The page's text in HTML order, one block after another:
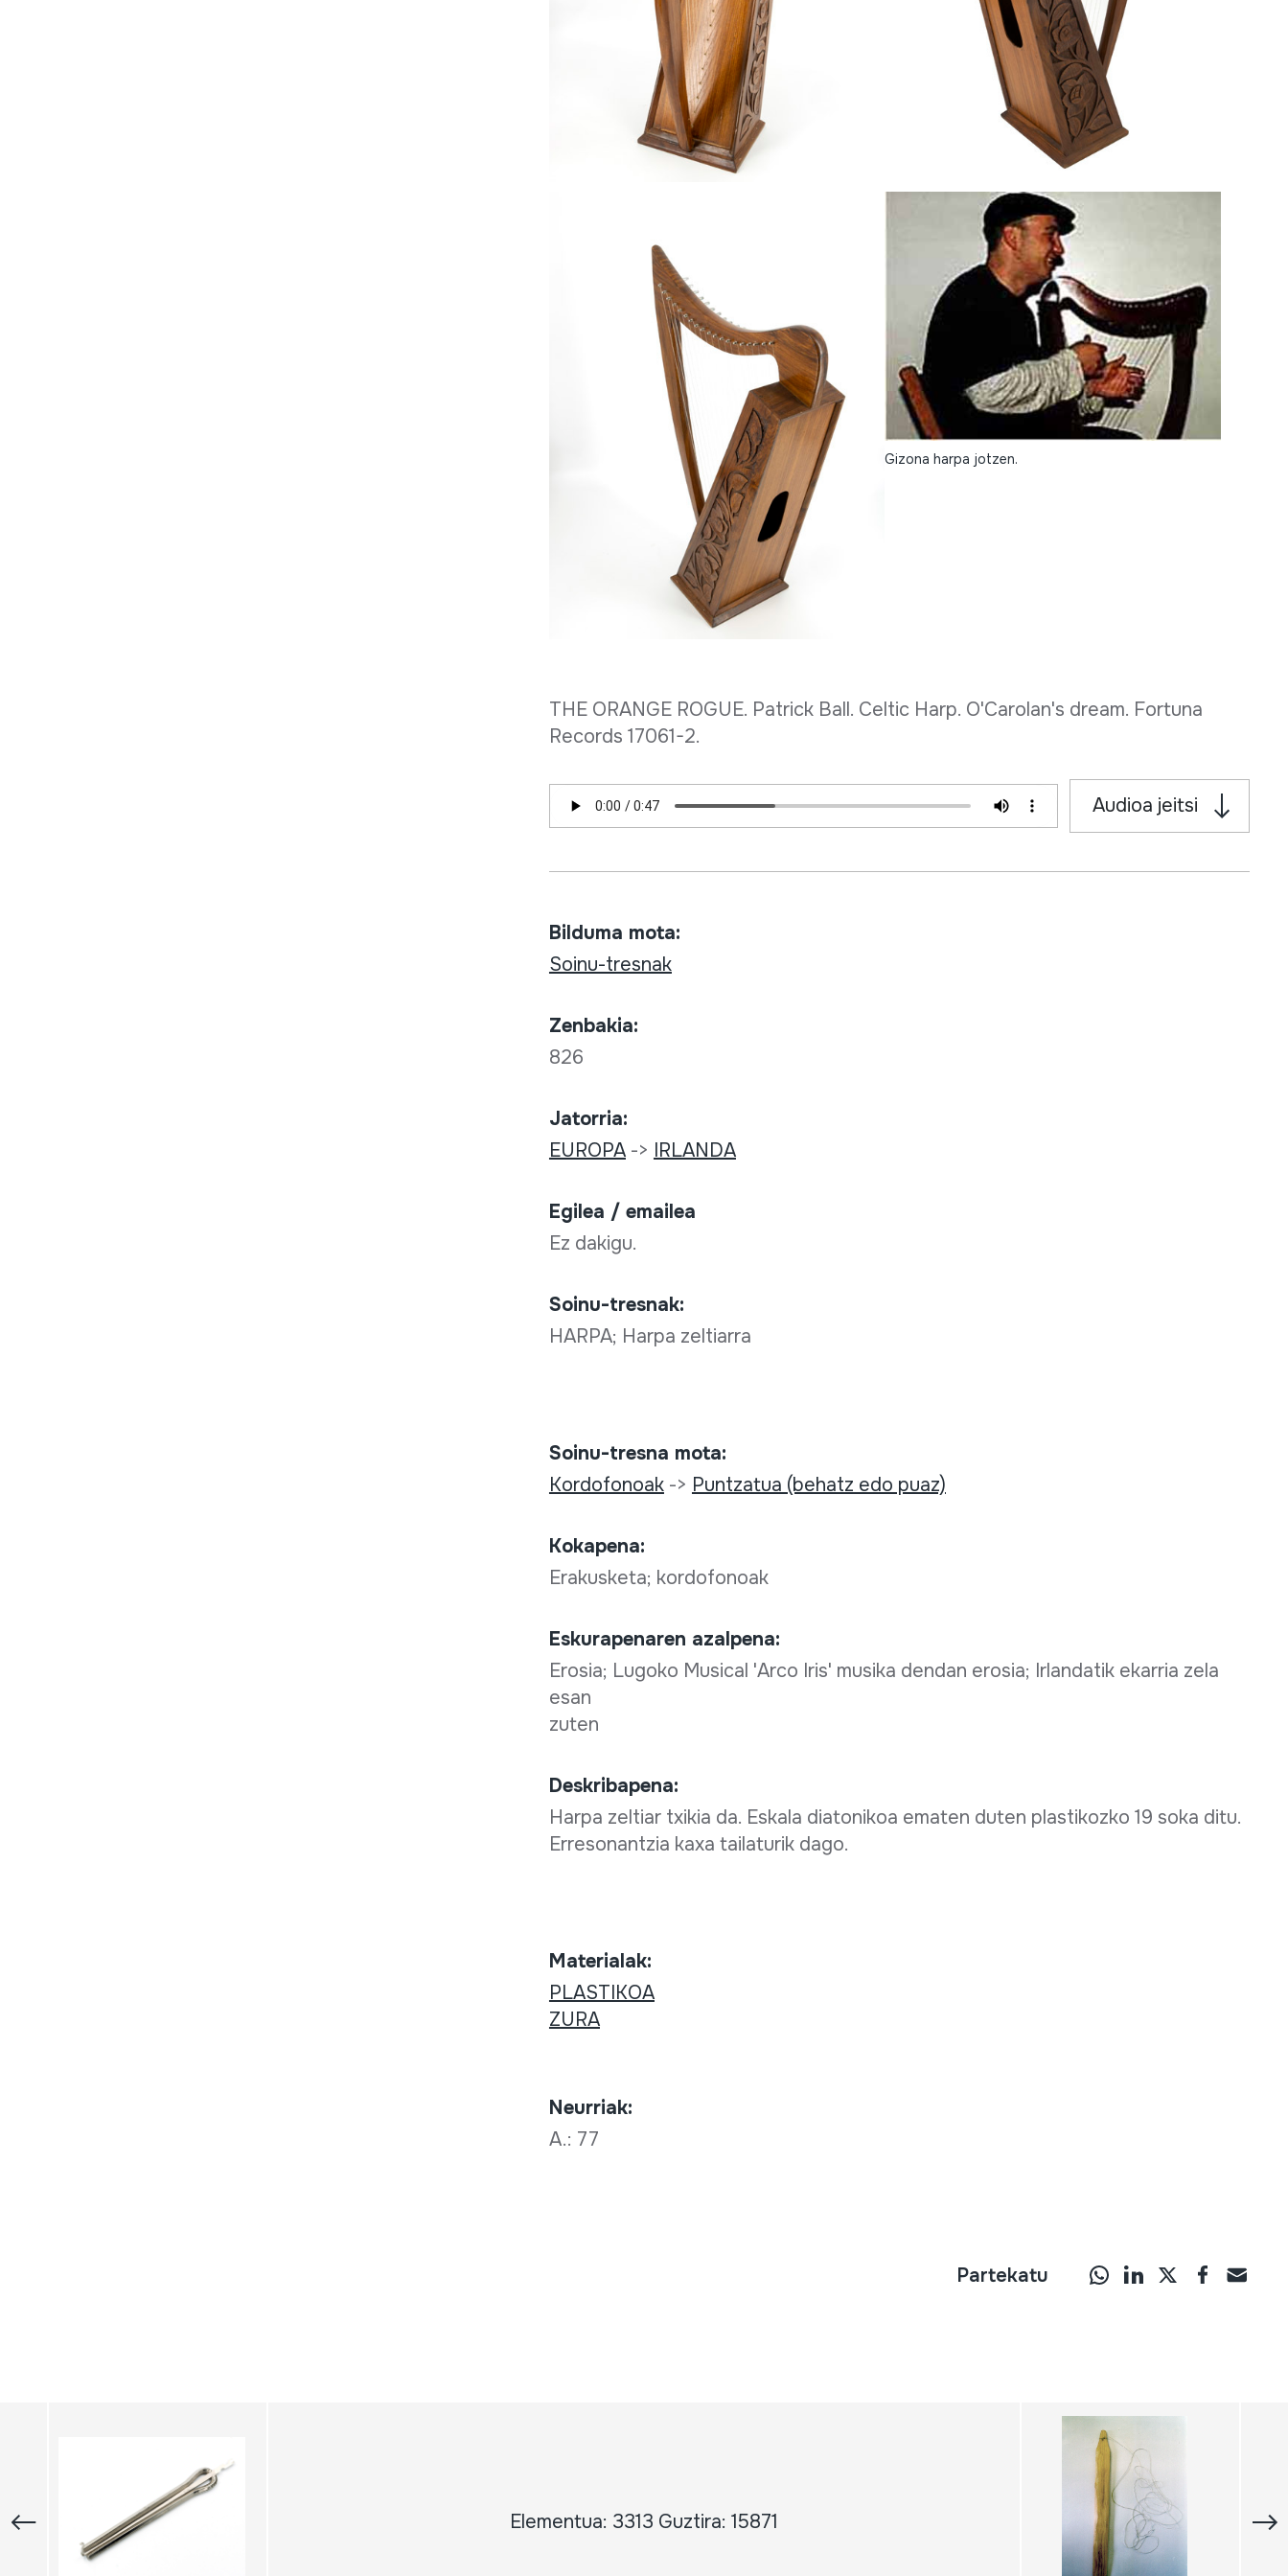
Gizona harpa jotzen.
THE ORANGE ROGUE. Patrick Ball. Celtic Harp. O'Carolan's dream. Fortuna
Records 17061-2.
Audioa jeitsi
Bilduma mota:
Soinu-tresnak
Zenbakia:
826
Jatorria:
EUROPA-> IRLANDA
Egilea / emailea
Ez dakigu.
Soinu-tresnak:
HARPA; Harpa zeltiarra
Soinu-tresna mota:
Kordofonoak-> Puntzatua (behatz edo puaz)
Kokapena:
Erakusketa; kordofonoak
Eskurapenaren azalpena:
Erosia; Lugoko Musical 'Arco Iris' musika dendan erosia; Irlandatik ekarria zela
esan
zuten
Deskribapena:
Harpa zeltiar txikia da. Eskala diatonikoa ematen duten plastikozko 19 soka ditu.
Erresonantzia kaxa tailaturik dago.
Materialak:
PLASTIKOA
ZURA
Neurriak:
A.: 77
Partekatu
Elementua: 3313 Guztira: 15871